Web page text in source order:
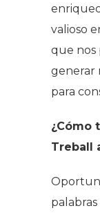
valioso
que nos
generar
para
¿Cómo
Treball
palabras